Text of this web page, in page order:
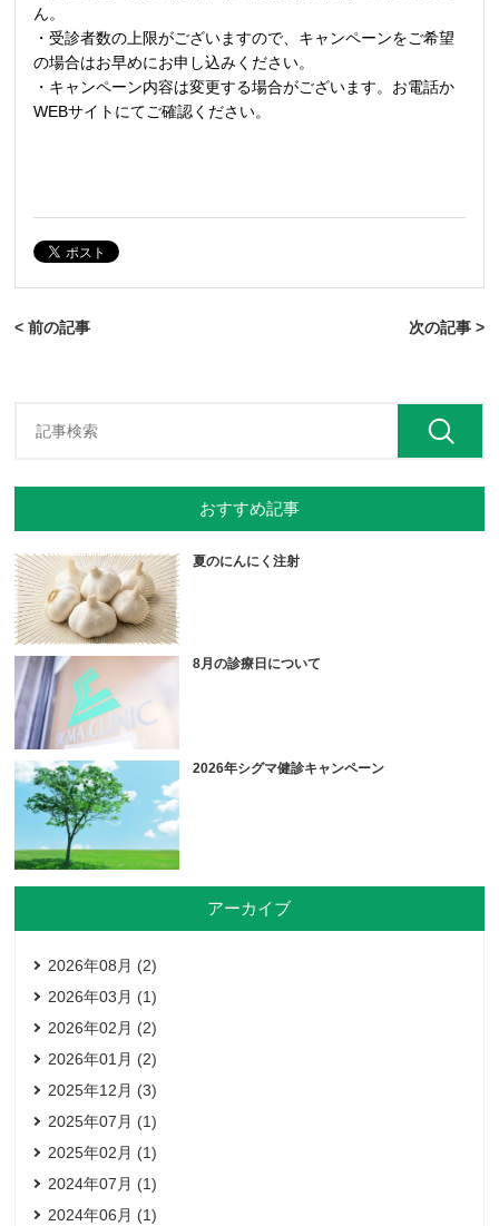
ん。
・受診者数の上限がございますので、キャンペーンをご希望
の場合はお早めにお申し込みください。
・キャンペーン内容は変更する場合がございます。お電話か
WEBサイトにてご確認ください。
< 前の記事 次の記事 >
おすすめ記事
夏のにんにく注射
8月の診療日について
2026年シグマ健診キャンペーン
アーカイブ
2026年08月 (2)
2026年03月 (1)
2026年02月 (2)
2026年01月 (2)
2025年12月 (3)
2025年07月 (1)
2025年02月 (1)
2024年07月 (1)
2024年06月 (1)